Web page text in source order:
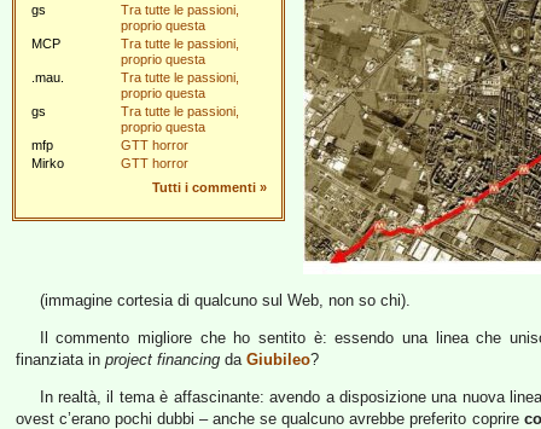
gs
Tra tutte le passioni,
proprio questa
MCP
Tra tutte le passioni,
proprio questa
.mau.
Tra tutte le passioni,
proprio questa
gs
Tra tutte le passioni,
proprio questa
mfp
GTT horror
Mirko
GTT horror
Tutti i commenti »
(immagine cortesia di qualcuno sul Web, non so chi).
Il commento migliore che ho sentito è: essendo una linea che
finanziata in project financing da Giubileo?
In realtà, il tema è affascinante: avendo a disposizione una nuova
ovest c’erano pochi dubbi – anche se qualcuno avrebbe preferito coprire